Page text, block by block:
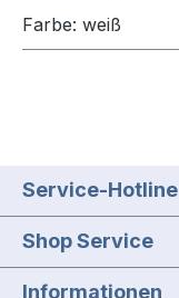
Farbe: weiß
Service-Hotline
Shop Service
Informationen